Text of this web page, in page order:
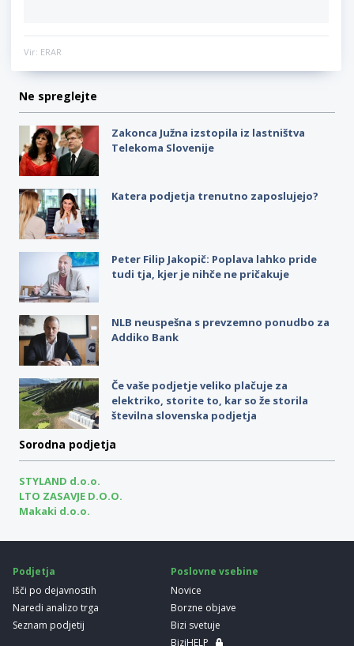
Vir: ERAR
Ne spreglejte
Zakonca Južna izstopila iz lastništva
Telekoma Slovenije
Katera podjetja trenutno zaposlujejo?
Peter Filip Jakopič: Poplava lahko pride
tudi tja, kjer je nihče ne pričakuje
NLB neuspešna s prevzemno ponudbo za
Addiko Bank
Če vaše podjetje veliko plačuje za
elektriko, storite to, kar so že storila
številna slovenska podjetja
Sorodna podjetja
STYLAND d.o.o.
LTO ZASAVJE D.O.O.
Makaki d.o.o.
Podjetja
Išči po dejavnostih
Naredi analizo trga
Seznam podjetij
Poslovne vsebine
Novice
Borzne objave
Bizi svetuje
BiziHELP